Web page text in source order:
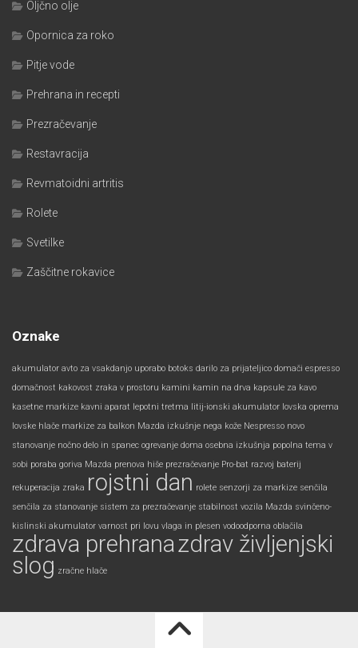
Oljčno olje
Opornica za roko
Pitje vode
Prehrana in recepti
Prezračevanje
Restavracija
Revmatoidni artritis
Rolete
Svetilke
Zaščitne rokavice
Oznake
akumulator avto za vsakdanjo uporabo botoks darilo za prijateljico domači espresso
domačnost kakovost zraka v prostoru kamini kamin na drva kapsule za kavo
kasetne markize kavni aparat lepotni tretma litij-ionski akumulator lovska oprema
lovske hlače markize za balkon Mazda izkušnje nega kože Nespresso novo
stanovanje nočno delo in spanec ogrevanje doma osebna izkušnja popolna tema v
sobi poraba goriva Mazda prenova hiše prezračevanje Pro-bat razvoj baterij
rekuperacija zraka rojstni dan rolete senzorji za markize senčila
senčila za stanovanje sistem za prezračevanje stabilnost vozila Mazda svinčeno-
kislinski akumulator varnost pri lovu vlaga in plesen vodoodporna oblačila
zdrava prehranazdrav življenjski
slog zračne hlače